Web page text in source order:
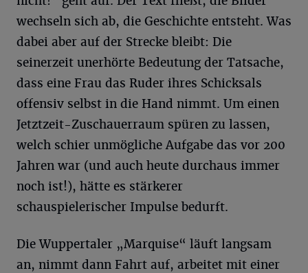
wechseln sich ab, die Geschichte entsteht. Was
dabei aber auf der Strecke bleibt: Die
seinerzeit unerhörte Bedeutung der Tatsache,
dass eine Frau das Ruder ihres Schicksals
offensiv selbst in die Hand nimmt. Um einen
Jetztzeit-Zuschauerraum spüren zu lassen,
welch schier unmögliche Aufgabe das vor 200
Jahren war (und auch heute durchaus immer
noch ist!), hätte es stärkerer
schauspielerischer Impulse bedurft.
Die Wuppertaler „Marquise“ läuft langsam
an, nimmt dann Fahrt auf, arbeitet mit einer